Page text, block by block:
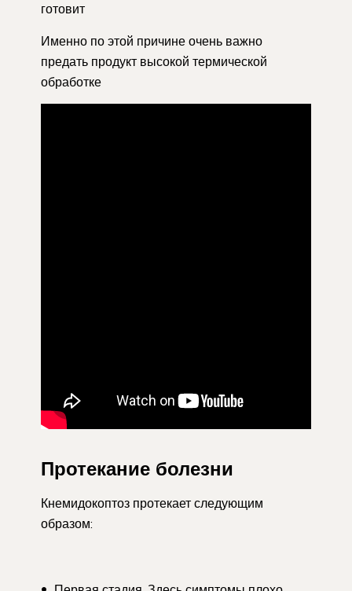
готовит
Именно по этой причине очень важно
предать продукт высокой термической
обработке
Протекание болезни
Кнемидокоптоз протекает следующим
образом: